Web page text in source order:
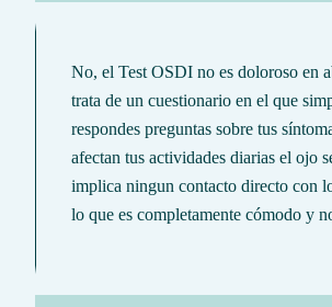
No, el Test OSDI no es doloroso en
trata de un cuestionario en el que
respondes preguntas sobre tus
afectan tus actividades diarias el ojo
implica ningun contacto directo con
lo que es completamente cómodo y